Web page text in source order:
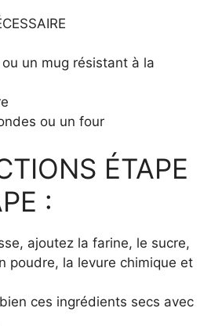
un mug résistant à la
ou un four
ÉTAPE
:
ajoutez la farine, le sucre,
poudre, la levure chimique et
ces ingrédients secs avec